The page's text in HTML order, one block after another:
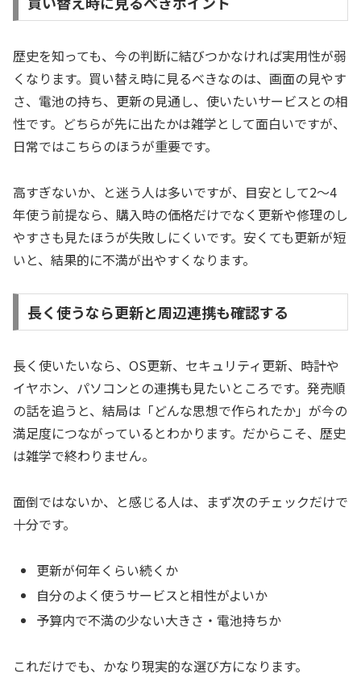
歴史を知っても、今の判断に結びつかなければ実用性が弱
くなります。買い替え時に見るべきなのは、画面の見やす
さ、電池の持ち、更新の見通し、使いたいサービスとの相
性です。どちらが先に出たかは雑学として面白いですが、
日常ではこちらのほうが重要です。
高すぎないか、と迷う人は多いですが、目安として2〜4
年使う前提なら、購入時の価格だけでなく更新や修理のし
やすさも見たほうが失敗しにくいです。安くても更新が短
いと、結果的に不満が出やすくなります。
長く使うなら更新と周辺連携も確認する
長く使いたいなら、OS更新、セキュリティ更新、時計や
イヤホン、パソコンとの連携も見たいところです。発売順
の話を追うと、結局は「どんな思想で作られたか」が今の
満足度につながっているとわかります。だからこそ、歴史
は雑学で終わりません。
面倒ではないか、と感じる人は、まず次のチェックだけで
十分です。
更新が何年くらい続くか
自分のよく使うサービスと相性がよいか
予算内で不満の少ない大きさ・電池持ちか
これだけでも、かなり現実的な選び方になります。